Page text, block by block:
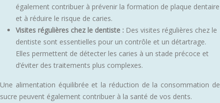
également contribuer à prévenir la formation de plaque dentaire
et à réduire le risque de caries.
Visites régulières chez le dentiste : Des visites régulières chez le
dentiste sont essentielles pour un contrôle et un détartrage.
Elles permettent de détecter les caries à un stade précoce et
d’éviter des traitements plus complexes.
Une alimentation équilibrée et la réduction de la consommation de
sucre peuvent également contribuer à la santé de vos dents.